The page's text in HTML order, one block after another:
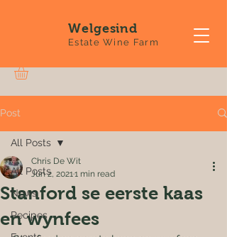
Welgesind
Estate Wine Farm
Post
All Posts
News
Recipes
All Posts
Stanford se eerste kaas
en wynfees
Chris De Wit
Jun 2, 2021 1 min read